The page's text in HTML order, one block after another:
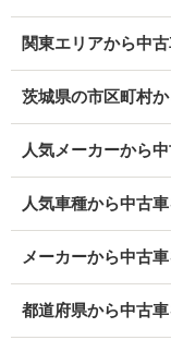
関東エリアから中
茨城県の市区町村
人気メーカーから
人気車種から中古
メーカーから中古
都道府県から中古